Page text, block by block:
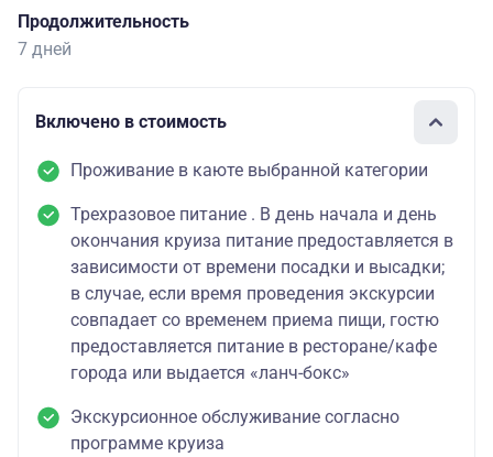
Продолжительность
7 дней
Включено в стоимость
Проживание в каюте выбранной категории
Трехразовое питание . В день начала и день
окончания круиза питание предоставляется в
зависимости от времени посадки и высадки;
в случае, если время проведения экскурсии
совпадает со временем приема пищи, гостю
предоставляется питание в ресторане/кафе
города или выдается «ланч-бокс»
Экскурсионное обслуживание согласно
программе круиза